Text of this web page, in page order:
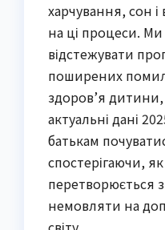
харчування, сон
на ці процеси.
відстежувати
поширених
здоров’я
актуальні дані
батькам
спостерігаючи,
перетворюється
немовляти на